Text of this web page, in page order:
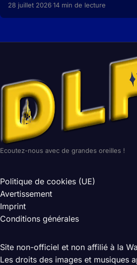
28 juillet 2026·14 min de lecture
Ecoutez-nous avec de grandes oreilles !
Politique de cookies (UE)
Avertissement
Imprint
Conditions générales
Site non-officiel et non affilié à la
Les droits des images et musiques